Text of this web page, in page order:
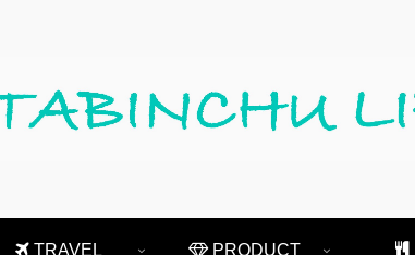
TRAVEL PRODUCT